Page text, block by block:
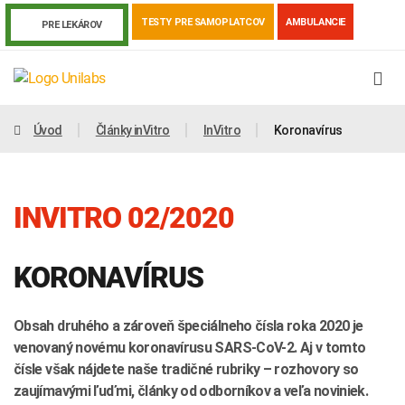
PRE LEKÁROV TESTY PRE SAMOPLATCOV AMBULANCIE
Genetika Covid-19 Žiadanky a tlačivá
Výsledky vyšetrení Kortizol Odberová príručka
Úvod Články inVitro InVitro Koronavírus
INVITRO 02/2020
KORONAVÍRUS
Obsah druhého a zároveň špeciálneho čísla roka 2020 je
venovaný novému koronavírusu SARS-CoV-2. Aj v tomto
čísle však nájdete naše tradičné rubriky – rozhovory so
zaujímavými ľuďmi, články od odborníkov a veľa noviniek.